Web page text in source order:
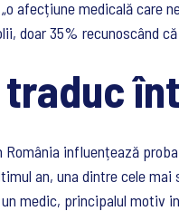
afecțiune medicală care
doar 35% recunoscând
influențează
an, una dintre cele
medic, principalul